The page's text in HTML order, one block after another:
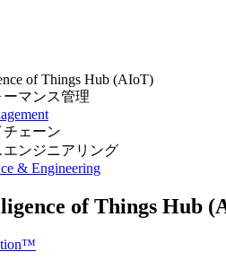
of Things Hub (AIoT)
マンス管理
ェーン
ンジニアリング
& Engineering
of Things Hub